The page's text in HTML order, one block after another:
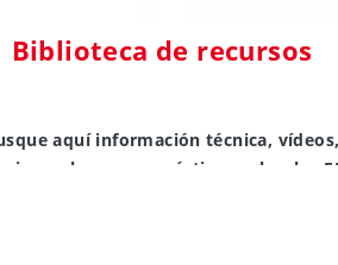
Biblioteca de recursos
aquí información técnica, vídeos,
web y casos prácticos sobre los